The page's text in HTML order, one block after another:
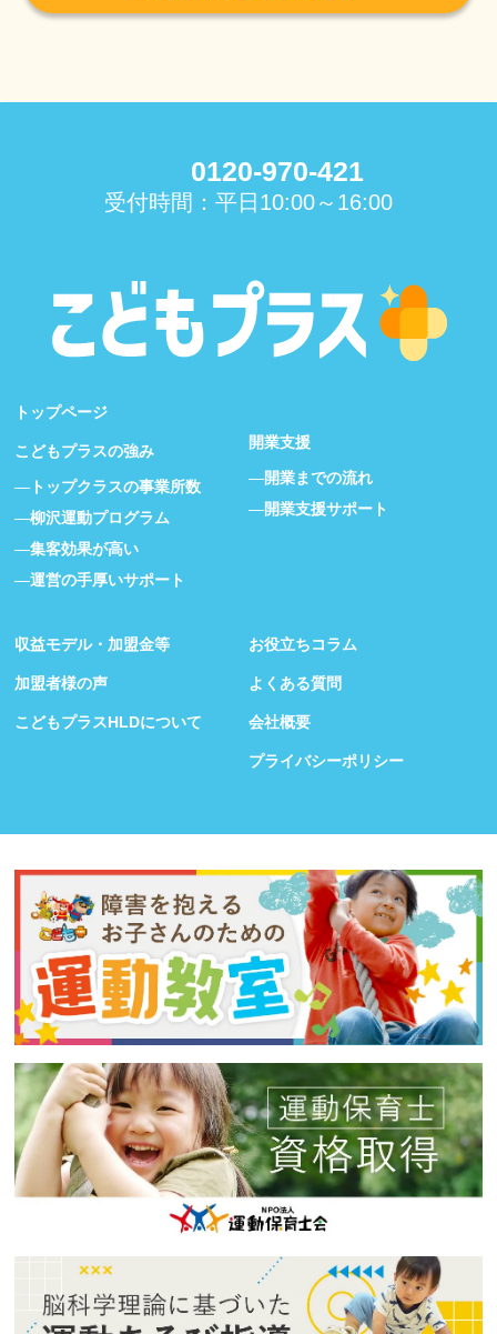
0120-970-421
受付時間：平日10:00～16:00
トップページ
こどもプラスの強み
トップクラスの事業所数
柳沢運動プログラム
集客効果が高い
運営の手厚いサポート
開業支援
開業までの流れ
開業支援サポート
収益モデル・加盟金等
加盟者様の声
こどもプラスHLDについて
お役立ちコラム
よくある質問
会社概要
プライバシーポリシー